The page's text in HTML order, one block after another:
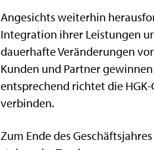
Angesichts weiterhin
Integration ihrer Leistungen
dauerhafte Veränderungen
Kunden und Partner
entsprechend richtet die
verbinden.
Zum Ende des